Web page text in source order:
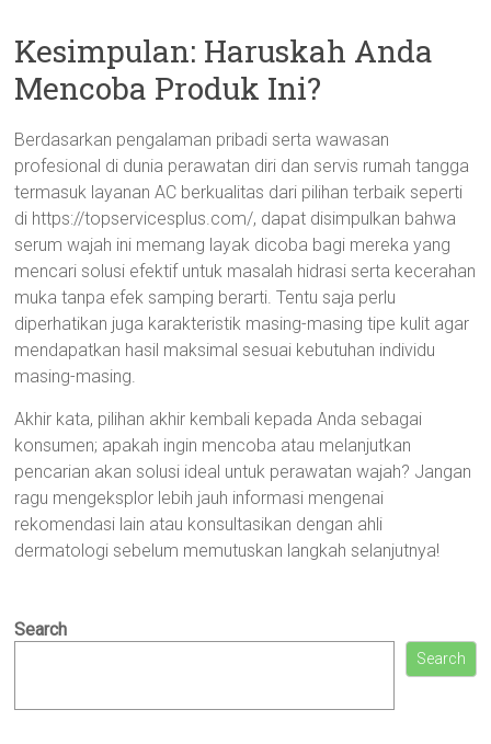
Kesimpulan: Haruskah Anda
Mencoba Produk Ini?
Berdasarkan pengalaman pribadi serta wawasan
profesional di dunia perawatan diri dan servis rumah tangga
termasuk layanan AC berkualitas dari pilihan terbaik seperti
di https://topservicesplus.com/, dapat disimpulkan bahwa
serum wajah ini memang layak dicoba bagi mereka yang
mencari solusi efektif untuk masalah hidrasi serta kecerahan
muka tanpa efek samping berarti. Tentu saja perlu
diperhatikan juga karakteristik masing-masing tipe kulit agar
mendapatkan hasil maksimal sesuai kebutuhan individu
masing-masing.
Akhir kata, pilihan akhir kembali kepada Anda sebagai
konsumen; apakah ingin mencoba atau melanjutkan
pencarian akan solusi ideal untuk perawatan wajah? Jangan
ragu mengeksplor lebih jauh informasi mengenai
rekomendasi lain atau konsultasikan dengan ahli
dermatologi sebelum memutuskan langkah selanjutnya!
Search
Search